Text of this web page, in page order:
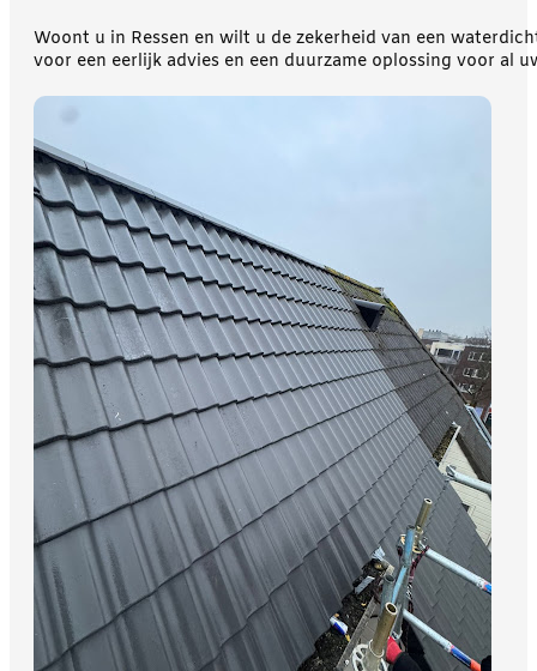
Woont u in Ressen en wilt u de zekerheid van een
voor een eerlijk advies en een duurzame oplossing voor al